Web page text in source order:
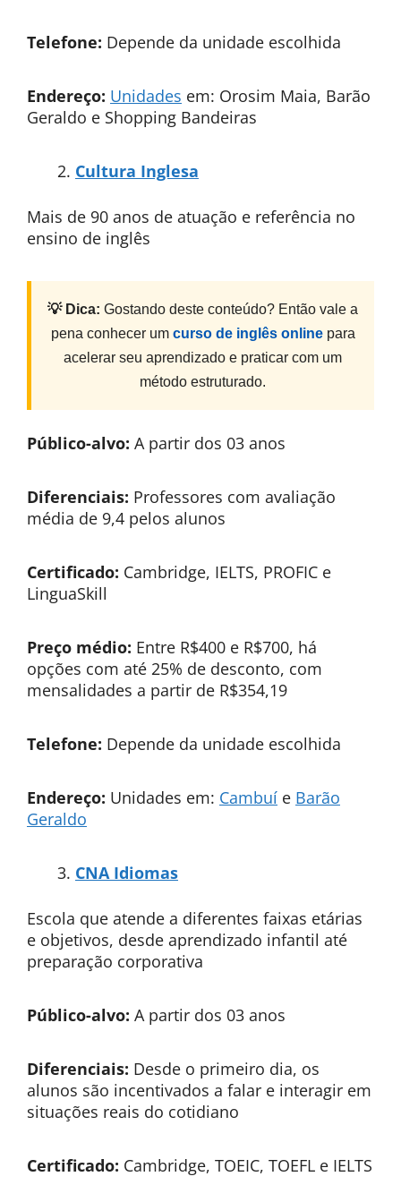
Telefone: Depende da unidade escolhida
Endereço: Unidades em: Orosim Maia, Barão
Geraldo e Shopping Bandeiras
Cultura Inglesa
Mais de 90 anos de atuação e referência no
ensino de inglês
💡 Dica: Gostando deste conteúdo? Então vale a
pena conhecer um curso de inglês onlinepara
acelerar seu aprendizado e praticar com um
método estruturado.
Público-alvo: A partir dos 03 anos
Diferenciais: Professores com avaliação
média de 9,4 pelos alunos
Certificado: Cambridge, IELTS, PROFIC e
LinguaSkill
Preço médio: Entre R$400 e R$700, há
opções com até 25% de desconto, com
mensalidades a partir de R$354,19
Telefone: Depende da unidade escolhida
Endereço: Unidades em: Cambuí e Barão
Geraldo
CNA Idiomas
Escola que atende a diferentes faixas etárias
e objetivos, desde aprendizado infantil até
preparação corporativa
Público-alvo: A partir dos 03 anos
Diferenciais: Desde o primeiro dia, os
alunos são incentivados a falar e interagir em
situações reais do cotidiano
Certificado: Cambridge, TOEIC, TOEFL e IELTS